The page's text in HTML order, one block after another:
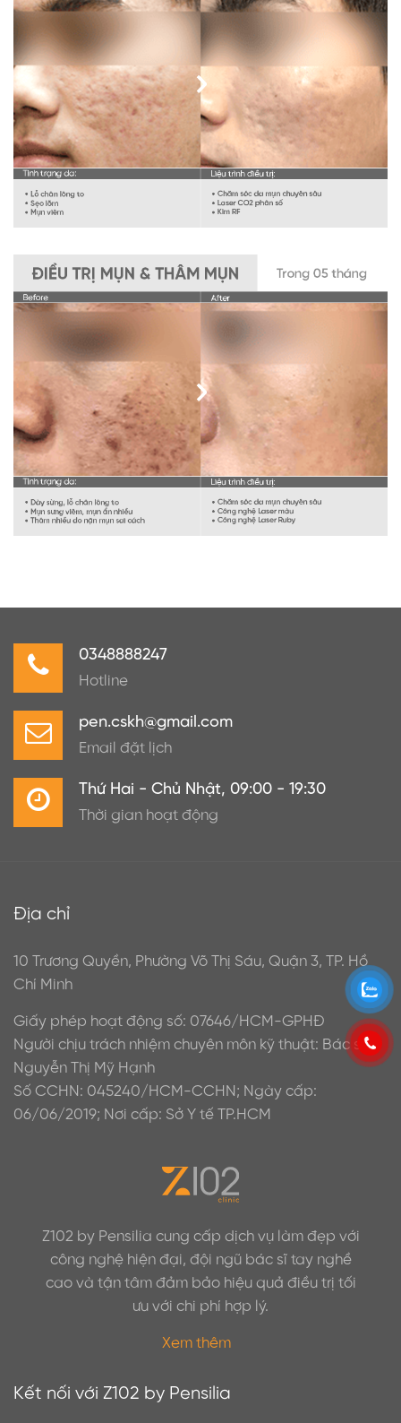
0348888247
Hotline
pen.cskh@gmail.com
Email đặt lịch
Thứ Hai - Chủ Nhật, 09:00 - 19:30
Thời gian hoạt động
Địa chỉ
10 Trương Quyền, Phường Võ Thị Sáu, Quận 3, TP. Hồ
Chí Minh
Giấy phép hoạt động số: 07646/HCM-GPHĐ
Người chịu trách nhiệm chuyên môn kỹ thuật: Bác sĩ
Nguyễn Thị Mỹ Hạnh
Số CCHN: 045240/HCM-CCHN; Ngày cấp:
06/06/2019; Nơi cấp: Sở Y tế TP.HCM
Z102 by Pensilia cung cấp dịch vụ làm đẹp với
công nghệ hiện đại, đội ngũ bác sĩ tay nghề
cao và tận tâm đảm bảo hiệu quả điều trị tối
ưu với chi phí hợp lý.
Xem thêm
Kết nối với Z102 by Pensilia